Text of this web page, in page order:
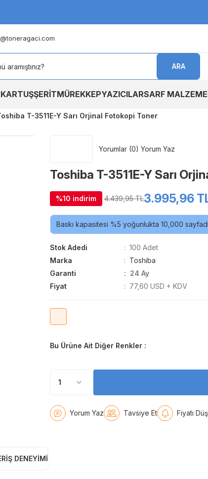
ARA
KARTUŞŞERİTMÜREKKEPYAZICILARSARF
T-3511E-Y Sarı Orjinal Fotokopi Toner
Yorumlar (0) Yorum Yaz
Toshiba T-3511E-Y Sarı
%10 indirim 4.439,95 TL3.995,96
Baskı kapasitesi %5 yoğunlukta 10,000
Stok Adedi
100 Adet
Marka
Toshiba
Garanti
24 Ay
Fiyat
77,60 USD + KDV
Bu Ürüne Ait Diğer Renkler :
Yorum Yaz Tavsiye Et Fiyatı
DENEYIMI